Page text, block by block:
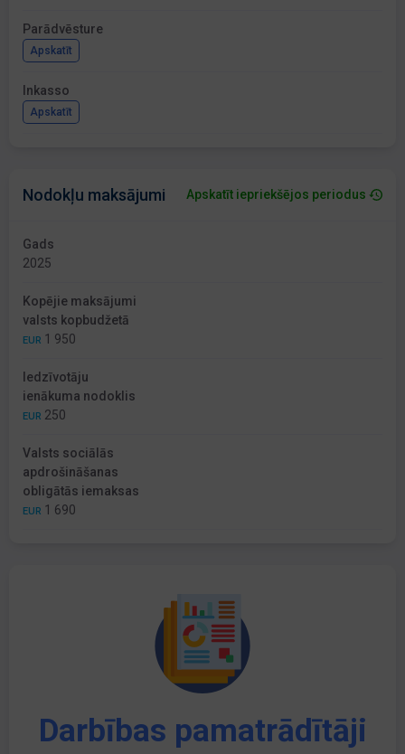
Parādvēsture
Apskatīt
Inkasso
Apskatīt
Nodokļu maksājumi Apskatīt iepriekšējos periodus
Gads
2025
Kopējie maksājumi
valsts kopbudžetā
EUR 1 950
Iedzīvotāju
ienākuma nodoklis
EUR 250
Valsts sociālās
apdrošināšanas
obligātās iemaksas
EUR 1 690
Darbības pamatrādītāji